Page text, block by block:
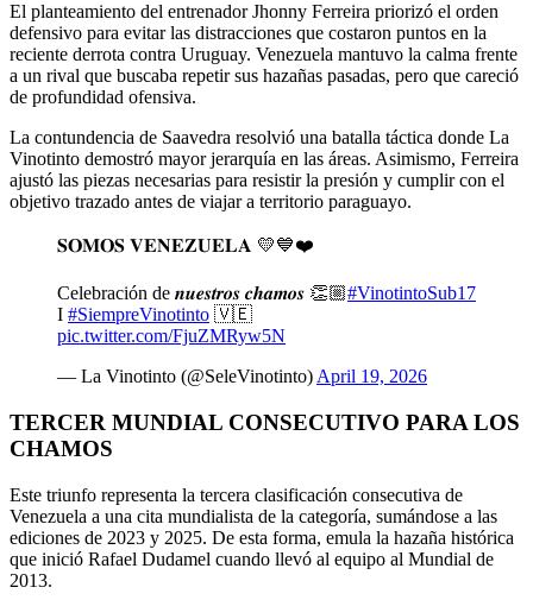
El planteamiento del entrenador Jhonny Ferreira priorizó el orden
defensivo para evitar las distracciones que costaron puntos en la
reciente derrota contra Uruguay. Venezuela mantuvo la calma frente
a un rival que buscaba repetir sus hazañas pasadas, pero que careció
de profundidad ofensiva.
La contundencia de Saavedra resolvió una batalla táctica donde La
Vinotinto demostró mayor jerarquía en las áreas. Asimismo, Ferreira
ajustó las piezas necesarias para resistir la presión y cumplir con el
objetivo trazado antes de viajar a territorio paraguayo.
𝐒𝐎𝐌𝐎𝐒 𝐕𝐄𝐍𝐄𝐙𝐔𝐄𝐋𝐀 💛💙❤️
Celebración de 𝒏𝒖𝒆𝒔𝒕𝒓𝒐𝒔 𝒄𝒉𝒂𝒎𝒐𝒔 👏🏼#VinotintoSub17
I #SiempreVinotinto 🇻🇪
pic.twitter.com/FjuZMRyw5N
— La Vinotinto (@SeleVinotinto) April 19, 2026
TERCER MUNDIAL CONSECUTIVO PARA LOS
CHAMOS
Este triunfo representa la tercera clasificación consecutiva de
Venezuela a una cita mundialista de la categoría, sumándose a las
ediciones de 2023 y 2025. De esta forma, emula la hazaña histórica
que inició Rafael Dudamel cuando llevó al equipo al Mundial de
2013.